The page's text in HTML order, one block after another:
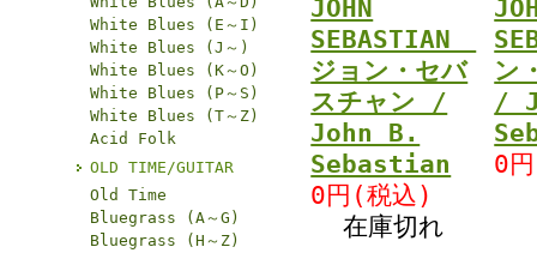
White Blues (E～I)
White Blues (J～)
White Blues (K～O)
White Blues (P～S)
White Blues (T～Z)
Acid Folk
OLD TIME/GUITAR
Old Time
Bluegrass (A～G)
Bluegrass (H～Z)
JOHN
SEBASTIAN
ジョン・セバ
スチャン /
John B.
Sebastian
0円(税込)
在庫切れ
ン
/
0